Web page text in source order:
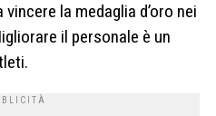
la medaglia d’oro nei
il personale è un